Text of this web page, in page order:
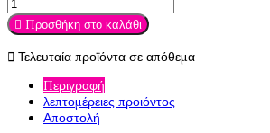
 Προσθήκη στο καλάθι
 Τελευταία προϊόντα σε απόθεμα
Περιγραφή
λεπτομέρειες προιόντος
Αποστολή